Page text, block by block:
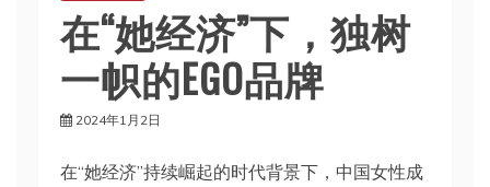
在“她经济”下，独树
一帜的EGO品牌
2024年1月2日
在“她经济”持续崛起的时代背景下，中国女性成